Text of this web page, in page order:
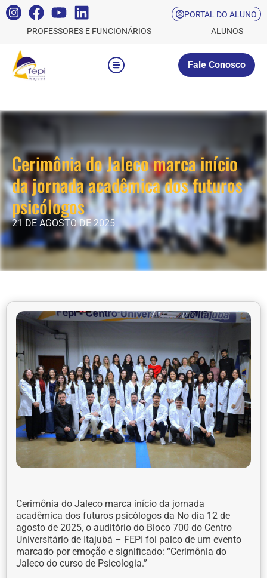
PORTAL DO ALUNO
PROFESSORES E FUNCIONÁRIOS
ALUNOS
Fale Conosco
Cerimônia do Jaleco marca início
da jornada acadêmica dos futuros
psicólogos
21 DE AGOSTO DE 2025
Cerimônia do Jaleco marca início da jornada
acadêmica dos futuros psicólogos da No dia 12 de
agosto de 2025, o auditório do Bloco 700 do Centro
Universitário de Itajubá – FEPI foi palco de um evento
marcado por emoção e significado: “Cerimônia do
Jaleco do curso de Psicologia.”